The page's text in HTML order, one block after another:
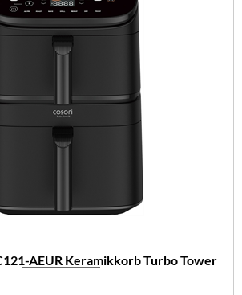
AEUR Keramikkorb Turbo Tower